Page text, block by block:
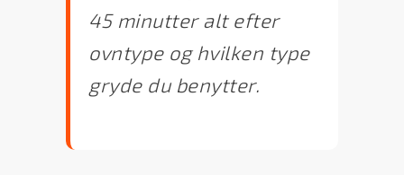
45 minutter alt efter
ovntype og hvilken type
gryde du benytter.